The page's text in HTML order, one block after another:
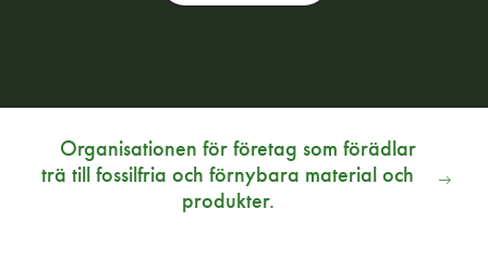
Organisationen för företag som förädlar
trä till fossilfria och förnybara material och
produkter.